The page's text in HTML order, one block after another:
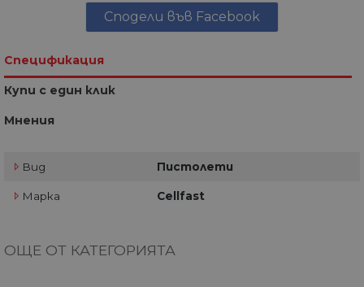
Сподели във Facebook
Спецификация
Купи с един клик
Мнения
Вид Пистолети
Марка Cellfast
ОЩЕ ОТ КАТЕГОРИЯТА